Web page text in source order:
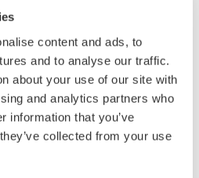
content and ads, to
and to analyse our traffic.
about your use of our site with
and analytics partners who
information that you’ve
collected from your use
der hochdynamische Modus, der
erfordert, nicht verwendet
das hohe
zur Verkürzung der Messzeit
Performance (-20)
(Typ. 80dB)